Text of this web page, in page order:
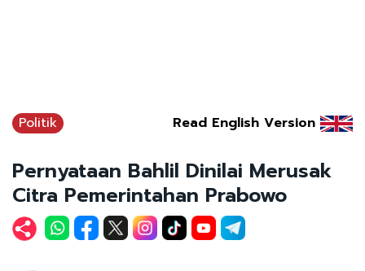
Politik Read English Version
Pernyataan Bahlil Dinilai Merusak
Citra Pemerintahan Prabowo